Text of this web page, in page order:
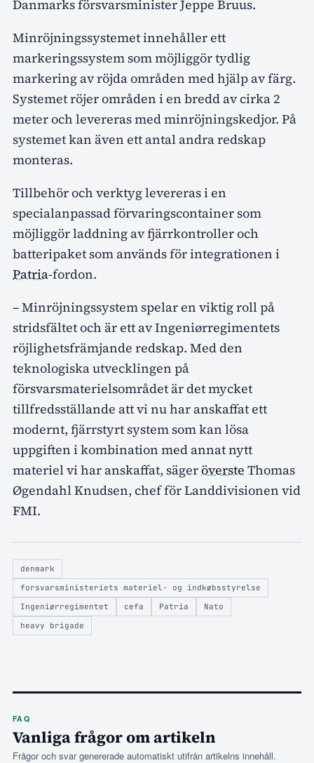
Danmarks försvarsminister Jeppe Bruus.
Minröjningssystemet innehåller ett
markeringssystem som möjliggör tydlig
markering av röjda områden med hjälp av färg.
Systemet röjer områden i en bredd av cirka 2
meter och levereras med minröjningskedjor. På
systemet kan även ett antal andra redskap
monteras.
Tillbehör och verktyg levereras i en
specialanpassad förvaringscontainer som
möjliggör laddning av fjärrkontroller och
batteripaket som används för integrationen i
Patria-fordon.
– Minröjningssystem spelar en viktig roll på
stridsfältet och är ett av Ingeniørregimentets
röjlighetsfrämjande redskap. Med den
teknologiska utvecklingen på
försvarsmaterielsområdet är det mycket
tillfredsställande att vi nu har anskaffat ett
modernt, fjärrstyrt system som kan lösa
uppgiften i kombination med annat nytt
materiel vi har anskaffat, sägeröverste Thomas
Øgendahl Knudsen, chef för Landdivisionen vid
FMI.
denmark
forsvarsministeriets materiel- og indkøbsstyrelse
Ingeniørregimentet
cefa Patria
Nato
heavy brigade
FAQ
Vanliga frågor om artikeln
Frågor och svar genererade automatiskt utifrån artikelns innehåll.